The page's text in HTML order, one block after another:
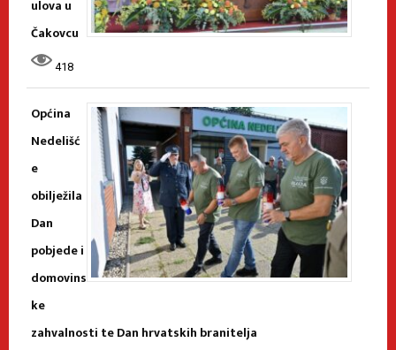
ulova u
Čakovcu
418
Općina
Nedelišć
e
obilježila
Dan
pobjede i
domovins
ke
zahvalnosti te Dan hrvatskih branitelja